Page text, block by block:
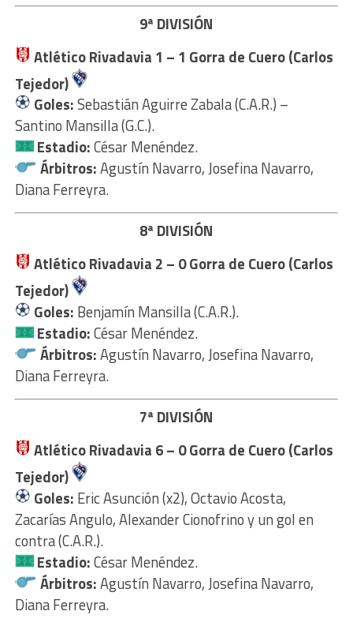
9ª DIVISIÓN
Atlético Rivadavia 1 – 1 Gorra de Cuero (Carlos
Tejedor)
Goles:Sebastián Aguirre Zabala (C.A.R.) –
Santino Mansilla (G.C.).
Estadio:César Menéndez.
Árbitros:Agustín Navarro, Josefina Navarro,
Diana Ferreyra.
8ª DIVISIÓN
Atlético Rivadavia 2 – 0Gorra de Cuero (Carlos
Tejedor)
Goles: Benjamín Mansilla (C.A.R.).
Estadio:César Menéndez.
Árbitros:Agustín Navarro, Josefina Navarro,
Diana Ferreyra.
7ª DIVISIÓN
Atlético Rivadavia 6 – 0Gorra de Cuero (Carlos
Tejedor)
Goles: Eric Asunción (x2), Octavio Acosta,
Zacarías Angulo, Alexander Cionofrino y un gol en
contra (C.A.R.).
Estadio:César Menéndez.
Árbitros:Agustín Navarro, Josefina Navarro,
Diana Ferreyra.